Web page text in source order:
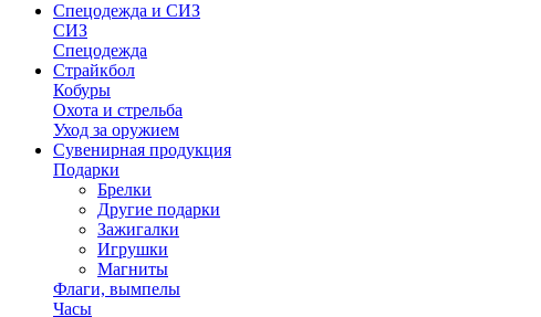
Спецодежда и СИЗ
СИЗ
Спецодежда
Страйкбол
Кобуры
Охота и стрельба
Уход за оружием
Сувенирная продукция
Подарки
Брелки
Другие подарки
Зажигалки
Игрушки
Магниты
Флаги, вымпелы
Часы